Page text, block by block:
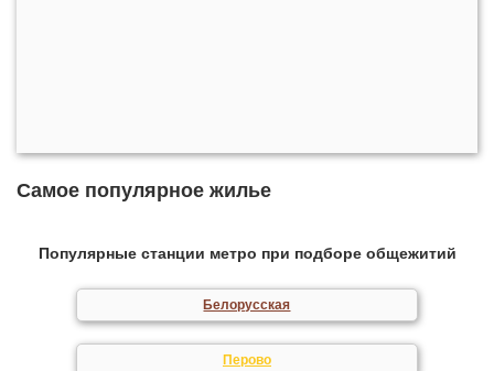
Самое популярное жилье
Популярные станции метро при подборе общежитий
Белорусская
Перово